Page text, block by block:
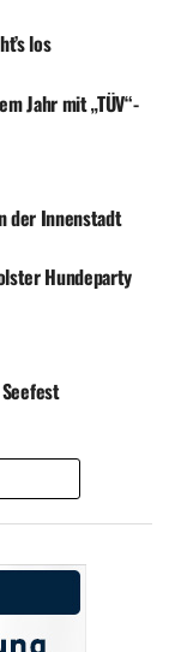
los
Jahr mit „TÜV“-
der Innenstadt
Hundeparty